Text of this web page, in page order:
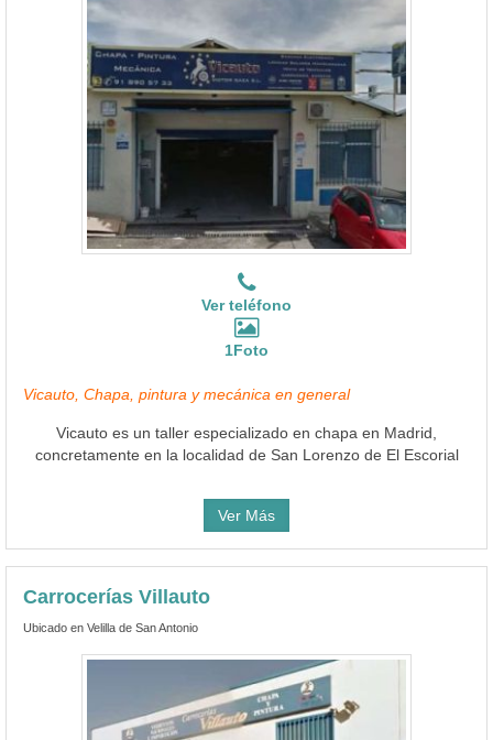
Ver teléfono
1Foto
Vicauto, Chapa, pintura y mecánica en general
Vicauto es un taller especializado en chapa en Madrid,
concretamente en la localidad de San Lorenzo de El Escorial
Ver Más
Carrocerías Villauto
Ubicado en Velilla de San Antonio